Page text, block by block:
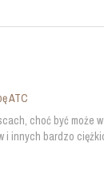
ATC
choć być
i innych bardzo